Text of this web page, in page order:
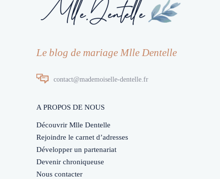
Le blog de mariage Mlle Dentelle
contact@mademoiselle-dentelle.fr
A PROPOS DE NOUS
Découvrir Mlle Dentelle
Rejoindre le carnet d’adresses
Développer un partenariat
Devenir chroniqueuse
Nous contacter